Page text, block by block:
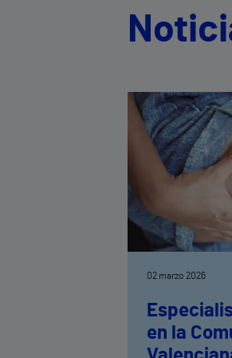
02 marzo 2026
en la